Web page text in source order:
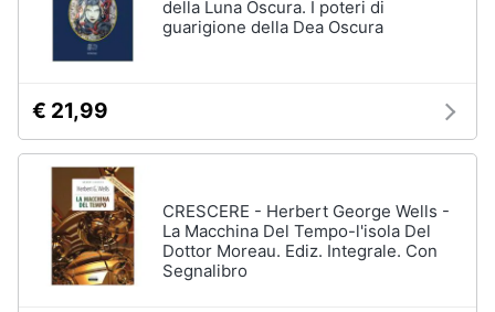
della Luna Oscura. I poteri di
guarigione della Dea Oscura
€ 21,99
CRESCERE - Herbert George Wells -
La Macchina Del Tempo-l'isola Del
Dottor Moreau. Ediz. Integrale. Con
Segnalibro